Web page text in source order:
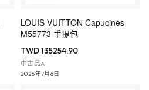
LOUIS VUITTON Capucines
M55773 手提包
TWD 135254.90
中古品A
2026年7月6日